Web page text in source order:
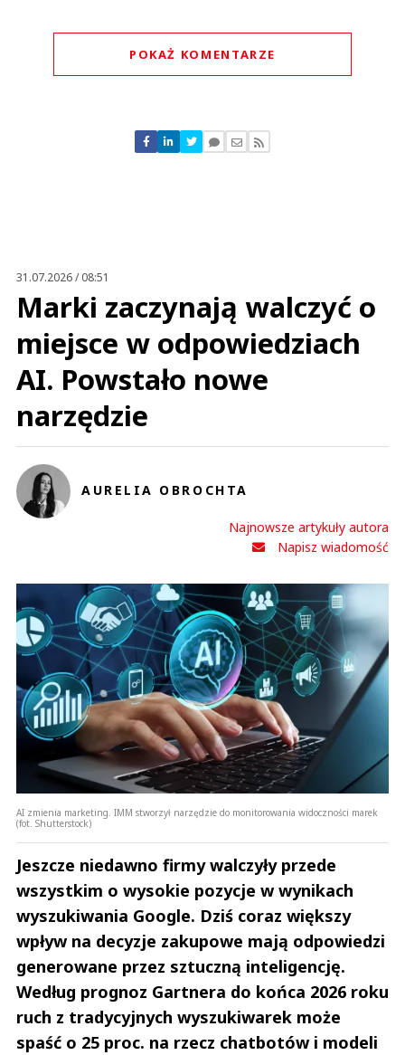
POKAŻ KOMENTARZE
Podatek wezmą, a cenę tak ustawią, żeby nikomu nie pomagać
Nick
Odpowiedz
0
Nie znaleziono komentarzy
Zostaw swoje komentarze
Prześlij komentarz
31.07.2026 / 08:51
Marki zaczynają walczyć o
miejsce w odpowiedziach
AI. Powstało nowe
narzędzie
AURELIA OBROCHTA
Najnowsze artykuły autora
Napisz wiadomość
AI zmienia marketing. IMM stworzył narzędzie do monitorowania widoczności marek
(fot. Shutterstock)
Jeszcze niedawno firmy walczyły przede
wszystkim o wysokie pozycje w wynikach
wyszukiwania Google. Dziś coraz większy
wpływ na decyzje zakupowe mają odpowiedzi
generowane przez sztuczną inteligencję.
Według prognoz Gartnera do końca 2026 roku
ruch z tradycyjnych wyszukiwarek może
spaść o 25 proc. na rzecz chatbotów i modeli